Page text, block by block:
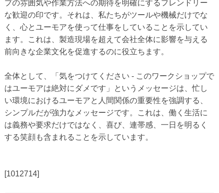
プの雰囲気や作業方法への期待を明確にするフレンドリー
な歓迎の印です。それは、私たちがツールや機械だけでな
く、心とユーモアを使って仕事をしていることを示してい
ます。これは、製造現場を超えて会社全体に影響を与える
前向きな企業文化を促進するのに役立ちます。
全体として、「気をつけてください - このワークショップで
はユーモアは絶対にダメです」というメッセージは、忙し
い環境におけるユーモアと人間関係の重要性を強調する、
シンプルだが強力なメッセージです。これは、働く生活に
は義務や要求だけではなく、喜び、連帯感、一日を明るく
する笑顔も含まれることを示しています。
[1012714]